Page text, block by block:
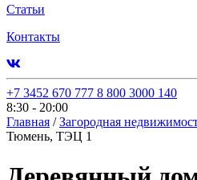
Статьи
Контакты
+7 3452 670 777 8 800 3000 140
8:30 - 20:00
Главная / Загородная
Тюмень, ТЭЦ 1